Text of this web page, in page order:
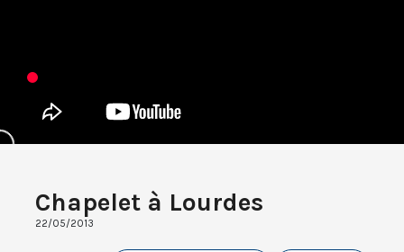
Chapelet à Lourdes
22/05/2013